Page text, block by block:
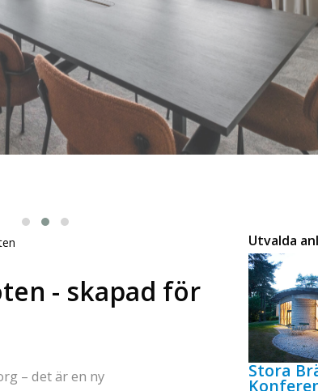
- skapad för
– det är en ny
Utvalda
Stora